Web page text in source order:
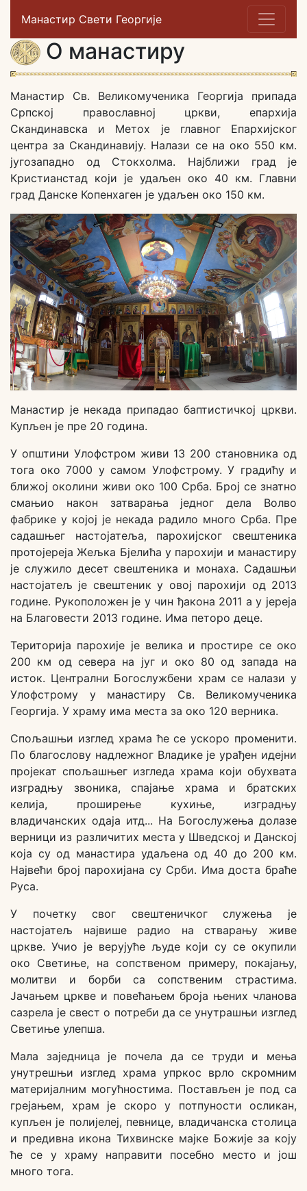
Манастир Свети Георгије
О манастиру
Манастир Св. Великомученика Георгија припада
Српској православној цркви, епархија
Скандинавска и Метох је главног Епархијског
центра за Скандинавију. Налази се на око 550 км.
југозападно од Стокхолма. Најближи град је
Кристианстад који је удаљен око 40 км. Главни
град Данске Копенхаген је удаљен око 150 км.
Манастир је некада припадао баптистичкој цркви.
Купљен је пре 20 година.
У општини Улофстром живи 13 200 становника од
тога око 7000 у самом Улофстрому. У градићу и
ближој околини живи око 100 Срба. Број се знатно
смањио након затварања једног дела Волво
фабрике у којој је некада радило много Срба. Пре
садашњег настојатеља, парохијског свештеника
протојереја Жељка Бјелића у парохији и манастиру
је служило десет свештеника и монаха. Садашњи
настојатељ је свештеник у овој парохији од 2013
године. Рукоположен је у чин ђакона 2011 а у јереја
на Благовести 2013 године. Има петоро деце.
Територија парохије је велика и простире се око
200 км од севера на југ и око 80 од запада на
исток. Централни Богослужбени храм се налази у
Улофстрому у манастиру Св. Великомученика
Георгија. У храму има места за око 120 верника.
Спољашњи изглед храма ће се ускоро променити.
По благослову надлежног Владике је урађен идејни
пројекат спољашњег изгледа храма који обухвата
изградњу звоника, спајање храма и братских
келија, проширење кухиње, изградњу
владичанских одаја итд... На Богослужења долазе
верници из различитих места у Шведској и Данској
која су од манастира удаљена од 40 до 200 км.
Највећи број парохијана су Срби. Има доста браће
Руса.
У почетку свог свештеничког служења је
настојатељ највише радио на стварању живе
цркве. Учио је верујуће људе који су се окупили
око Светиње, на сопственом примеру, покајању,
молитви и борби са сопственим страстима.
Јачањем цркве и повећањем броја њених чланова
сазрела је свест о потреби да се унутрашњи изглед
Светиње улепша.
Мала заједница је почела да се труди и мења
унутрешњи изглед храма упркос врло скромним
материјалним могућностима. Постављен је под са
грејањем, храм је скоро у потпуности осликан,
купљен је полијелеј, певнице, владичанска столица
и предивна икона Тихвинске мајке Божије за коју
ће се у храму направити посебно место и још
много тога.